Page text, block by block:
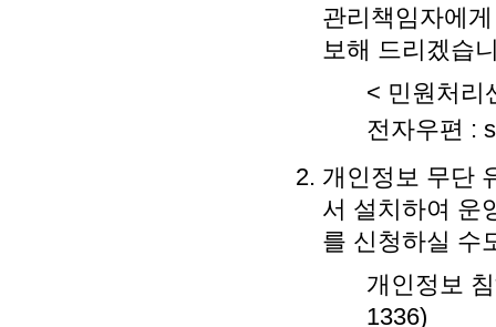
관리책임자에
보해 드리겠습
< 민원처리
전자우편 :
개인정보 무단
서 설치하여 운
를 신청하실 수
개인정보
1336)